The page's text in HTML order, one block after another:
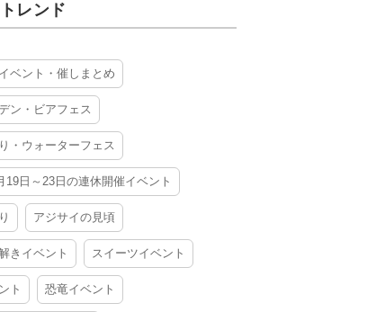
レンド
ベント・催しまとめ
ン・ビアフェス
・ウォーターフェス
19日～23日の連休開催イベント
アジサイの見頃
きイベント スイーツイベント
ト 恐竜イベント